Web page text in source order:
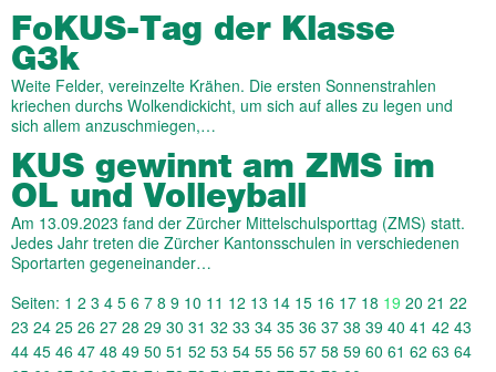
FoKUS-Tag der Klasse
G3k
Weite Felder, vereinzelte Krähen. Die ersten Sonnenstrahlen
kriechen durchs Wolkendickicht, um sich auf alles zu legen und
sich allem anzuschmiegen,…
KUS gewinnt am ZMS im
OL und Volleyball
Am 13.09.2023 fand der Zürcher Mittelschulsporttag (ZMS) statt.
Jedes Jahr treten die Zürcher Kantonsschulen in verschiedenen
Sportarten gegeneinander…
Seiten: 1 2 3 4 5 6 7 8 9 10 11 12 13 14 15 16 17 18 19 20 21 22
23 24 25 26 27 28 29 30 31 32 33 34 35 36 37 38 39 40 41 42 43
44 45 46 47 48 49 50 51 52 53 54 55 56 57 58 59 60 61 62 63 64